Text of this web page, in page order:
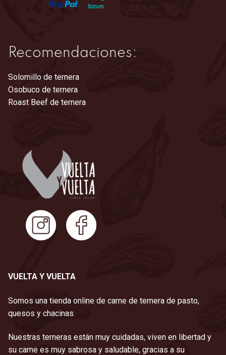
Recomendaciones:
Solomillo de ternera
Osobuco de ternera
Roast Beef de ternera
VUELTA Y VUELTA
Somos una tienda online de carne de ternera de pasto,
quesos y chacinas.
Nuestras terneras están muy cuidadas, viven en libertad y
su carne es muy sabrosa y saludable, gracias a su